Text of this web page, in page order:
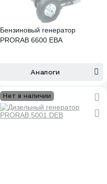
Бензиновый генератор
PRORAB 6600 EBA
Аналоги
Нет в наличии